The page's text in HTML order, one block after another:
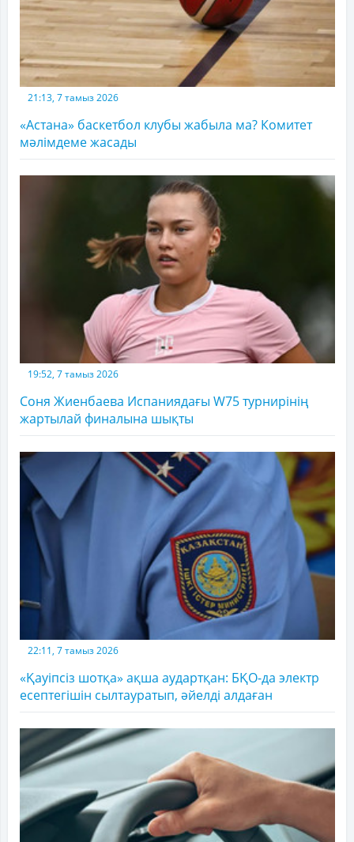
21:13, 7 тамыз 2026
«Астана» баскетбол клубы жабыла ма? Комитет
мәлімдеме жасады
19:52, 7 тамыз 2026
Соня Жиенбаева Испаниядағы W75 турнирінің
жартылай финалына шықты
22:11, 7 тамыз 2026
«Қауіпсіз шотқа» ақша аудартқан: БҚО-да электр
есептегішін сылтауратып, әйелді алдаған